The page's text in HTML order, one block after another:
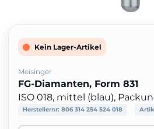
Kein Lager-Artikel
Meisinger
FG-Diamanten, Form 831
ISO 018, mittel (blau),
Herstellernr: 806 314 254 524 018